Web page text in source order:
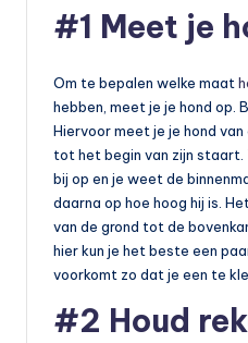
#1 Meet je
Om te bepalen welke maat
hebben, meet je je hond op.
Hiervoor meet je je hond
tot het begin van zijn staart.
bij op en je weet de
daarna op hoe hoog hij is.
van de grond tot de
hier kun je het beste een
voorkomt zo dat je een te
#2 Houd